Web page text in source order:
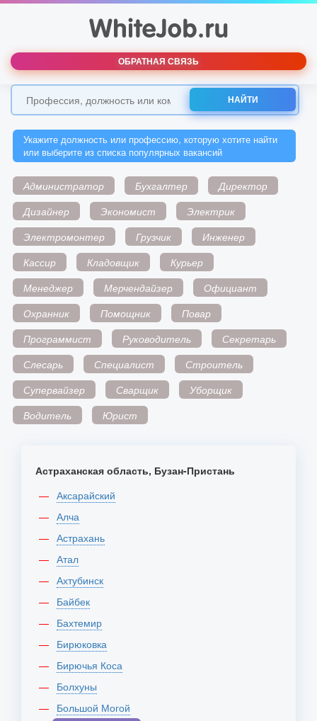
ОБРАТНАЯ СВЯЗЬ
НАЙТИ
Укажите должность или профессию, которую хотите найти
или выберите из списка популярных вакансий
Администратор Бухгалтер
Директор
Дизайнер
Экономист
Электрик
Электромонтер
Грузчик
Инженер
Кассир
Кладовщик
Курьер
Менеджер
Мерчендайзер
Официант
Охранник
Помощник
Повар
Программист
Руководитель
Секретарь
Слесарь
Специалист
Строитель
Супервайзер
Сварщик
Уборщик
Водитель
Юрист
Астраханская область, Бузан-Пристань
Аксарайский
Алча
Астрахань
Атал
Ахтубинск
Байбек
Бахтемир
Бирюковка
Бирючья Коса
Болхуны
Большой Могой